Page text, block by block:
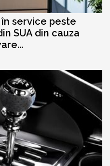
service peste
SUA din cauza